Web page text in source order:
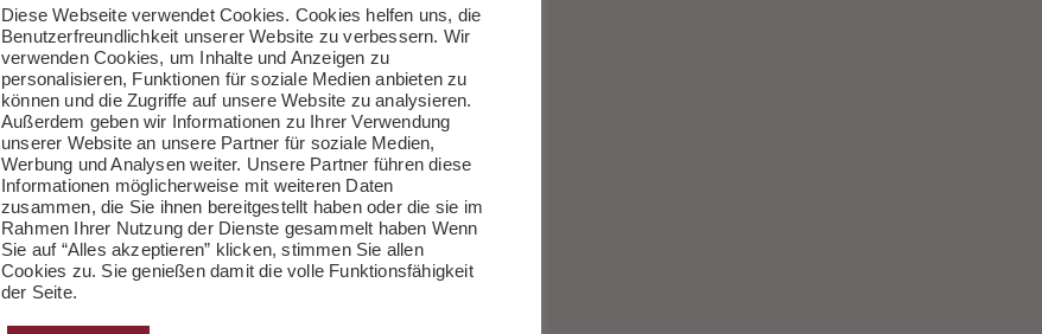
Diese Webseite verwendet Cookies. Cookies helfen uns, die
Benutzerfreundlichkeit unserer Website zu verbessern. Wir
verwenden Cookies, um Inhalte und Anzeigen zu
personalisieren, Funktionen für soziale Medien anbieten zu
können und die Zugriffe auf unsere Website zu analysieren.
Außerdem geben wir Informationen zu Ihrer Verwendung
unserer Website an unsere Partner für soziale Medien,
Werbung und Analysen weiter. Unsere Partner führen diese
Informationen möglicherweise mit weiteren Daten
zusammen, die Sie ihnen bereitgestellt haben oder die sie im
Rahmen Ihrer Nutzung der Dienste gesammelt haben Wenn
Sie auf “Alles akzeptieren” klicken, stimmen Sie allen
Cookies zu. Sie genießen damit die volle Funktionsfähigkeit
der Seite.